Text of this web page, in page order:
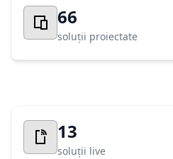
soluții proiectate
66
soluții live
13